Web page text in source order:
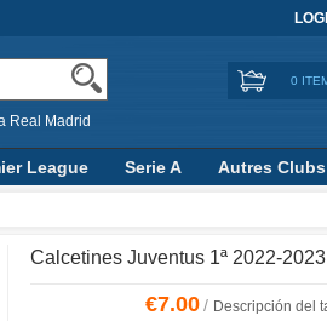
Real Madrid
0
League Serie A Autres Clubs
Calcetines Juventus 1ª 2022-2023
€7.00/ Descripción del